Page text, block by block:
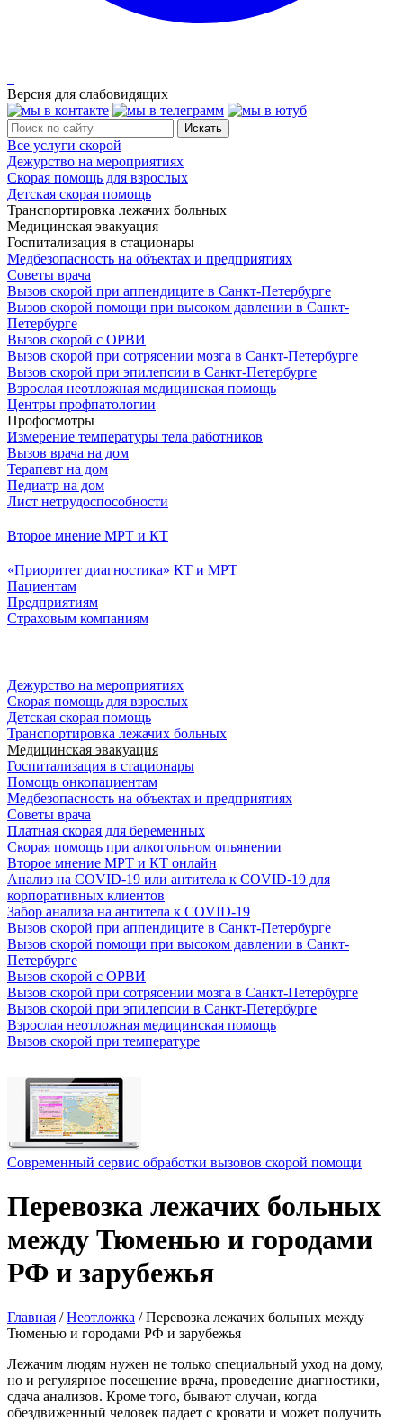
Версия для слабовидящих
Все услуги скорой
Дежурство на мероприятиях
Скорая помощь для взрослых
Детская скорая помощь
Транспортировка лежачих больных
Медицинская эвакуация
Госпитализация в стационары
Медбезопасность на объектах и предприятиях
Советы врача
Вызов скорой при аппендиците в Санкт-Петербурге
Вызов скорой помощи при высоком давлении в Санкт-
Петербурге
Вызов скорой с ОРВИ
Вызов скорой при сотрясении мозга в Санкт-Петербурге
Вызов скорой при эпилепсии в Санкт-Петербурге
Взрослая неотложная медицинская помощь
Центры профпатологии
Профосмотры
Измерение температуры тела работников
Вызов врача на дом
Терапевт на дом
Педиатр на дом
Лист нетрудоспособности
Второе мнение МРТ и КТ
«Приоритет диагностика» КТ и МРТ
Пациентам
Предприятиям
Страховым компаниям
Дежурство на мероприятиях
Скорая помощь для взрослых
Детская скорая помощь
Транспортировка лежачих больных
Медицинская эвакуация
Госпитализация в стационары
Помощь онкопациентам
Медбезопасность на объектах и предприятиях
Советы врача
Платная скорая для беременных
Скорая помощь при алкогольном опьянении
Второе мнение МРТ и КТ онлайн
Анализ на COVID-19 или антитела к COVID-19 для
корпоративных клиентов
Забор анализа на антитела к COVID-19
Вызов скорой при аппендиците в Санкт-Петербурге
Вызов скорой помощи при высоком давлении в Санкт-
Петербурге
Вызов скорой с ОРВИ
Вызов скорой при сотрясении мозга в Санкт-Петербурге
Вызов скорой при эпилепсии в Санкт-Петербурге
Взрослая неотложная медицинская помощь
Вызов скорой при температуре
Cовременный сервис обработки вызовов скорой помощи
Перевозка лежачих больных
между Тюменью и городами
РФ и зарубежья
Главная /Неотложка /Перевозка лежачих больных между
Тюменью и городами РФ и зарубежья
Лежачим людям нужен не только специальный уход на дому,
но и регулярное посещение врача, проведение диагностики,
сдача анализов. Кроме того, бывают случаи, когда
обездвиженный человек падает с кровати и может получить